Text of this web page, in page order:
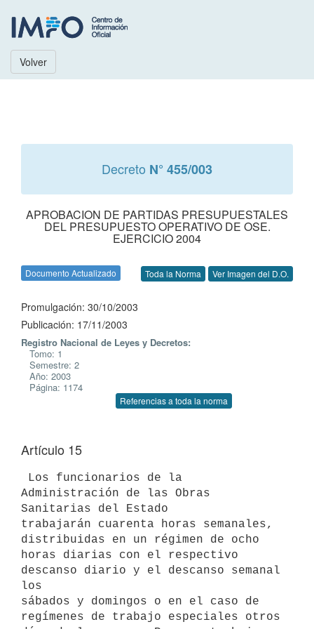
Volver
Decreto N° 455/003
APROBACION DE PARTIDAS PRESUPUESTALES
DEL PRESUPUESTO OPERATIVO DE OSE.
EJERCICIO 2004
Documento Actualizado Toda la Norma Ver Imagen del D.O.
Promulgación: 30/10/2003
Publicación: 17/11/2003
Registro Nacional de Leyes y Decretos:
Tomo: 1
Semestre: 2
Año: 2003
Página: 1174
Referencias a toda la norma
Artículo 15
Administración de las Obras
Sanitarias del Estado
trabajarán cuarenta horas semanales,
distribuidas en un régimen de ocho
horas diarias con el respectivo
descanso diario y el descanso semanal
los
sábados y domingos o en el caso de
regímenes de trabajo especiales otros